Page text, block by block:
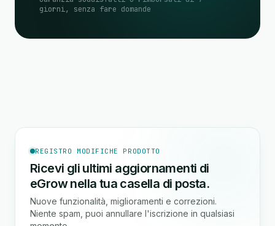
giorni, senza fare domande
REGISTRO MODIFICHE PRODOTTO
Ricevi gli ultimi aggiornamenti di
eGrow nella tua casella di posta.
Nuove funzionalità, miglioramenti e correzioni.
Niente spam, puoi annullare l'iscrizione in qualsiasi